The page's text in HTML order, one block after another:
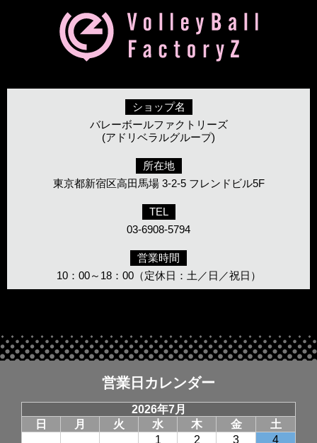
ショップ名
バレーボールファクトリーズ
(アドリベラルグループ)
所在地
東京都新宿区高田馬場 3-2-5 フレンドビル5F
TEL
03-6908-5794
営業時間
10：00～18：00（定休日：土／日／祝日）
営業日カレンダー